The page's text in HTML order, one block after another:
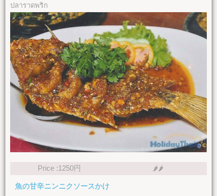
ปลาราดพริก
Price :1250円 🌶🌶
魚の甘辛ニンニクソースかけ